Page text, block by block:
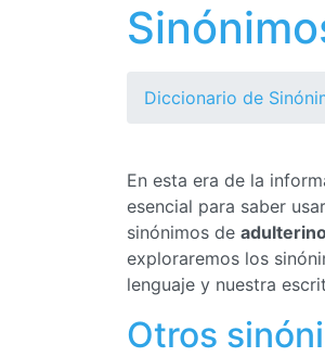
Diccionario de
En esta era de la
esencial para saber
sinónimos de
exploraremos los
lenguaje y nuestra
Otros